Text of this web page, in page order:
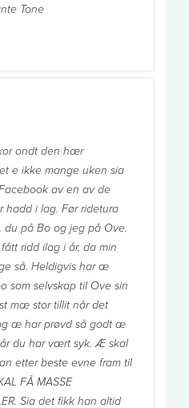
Tone
ondt den hær
e ikke mange uken sia
av en av de
hadd i lag. Før ridetura
på Bo og jeg på Ove.
ridd ilag i år, da min
så. Heldigvis har æ
som selvskap til Ove sin
mæ stor tillit når det
æ har prøvd så godt æ
du har vært syk. Æ skal
etter beste evne fram til
FÅ MASSE
Sia det fikk han altid